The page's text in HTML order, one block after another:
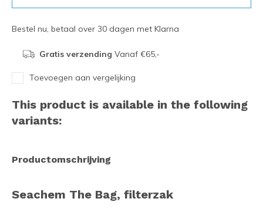
Bestel nu, betaal over 30 dagen met Klarna
Gratis verzending Vanaf €65,-
Toevoegen aan vergelijking
This product is available in the following
variants:
Productomschrijving
Seachem The Bag, filterzak